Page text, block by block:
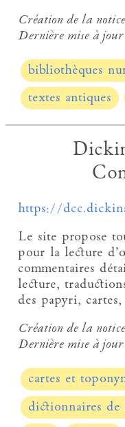
Création de la
Dernière mise à
bibliothèques
textes antiques
https://
Le site propose
pour la lecture
commentaires
lecture,
des papyri,
Création de la
Dernière mise à
cartes et
dictionnaires de